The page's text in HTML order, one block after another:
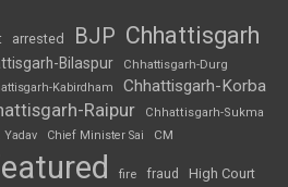
arrested BJP Chhattisgarh
Bilaspur Chhattisgarh-Durg
Kabirdham Chhattisgarh-Korba
Raipur
Chhattisgarh-Sukma
Chief Minister Sai CM
fire fraud High Court